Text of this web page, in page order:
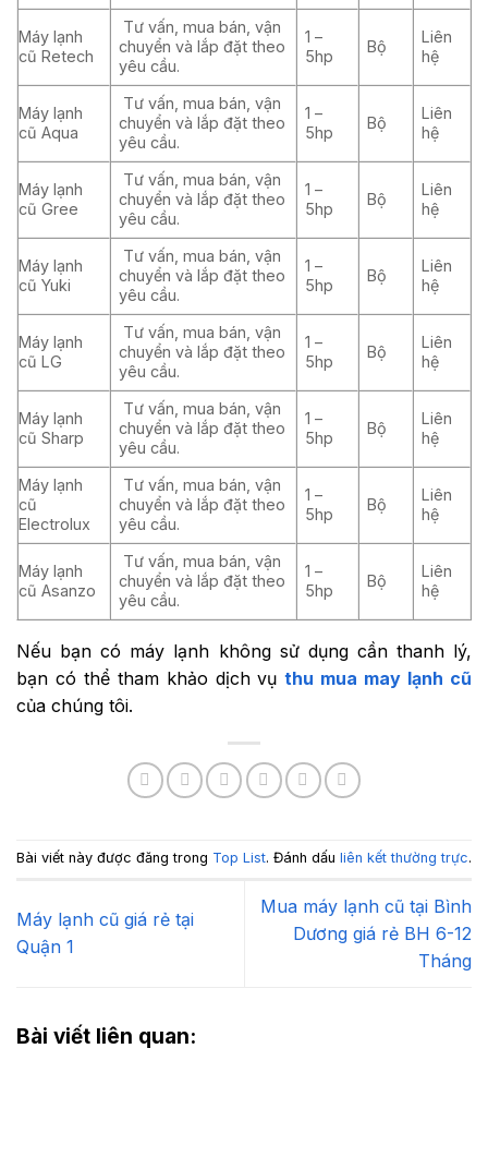
Máy lạnh
cũ Retech
Tư vấn, mua bán, vận
chuyển và lắp đặt theo
yêu cầu.
1 –
5hp
Bộ
Liên
hệ
Máy lạnh
cũ Aqua
Tư vấn, mua bán, vận
chuyển và lắp đặt theo
yêu cầu.
1 –
5hp
Bộ
Liên
hệ
Máy lạnh
cũ Gree
Tư vấn, mua bán, vận
chuyển và lắp đặt theo
yêu cầu.
1 –
5hp
Bộ
Liên
hệ
Máy lạnh
cũ Yuki
Tư vấn, mua bán, vận
chuyển và lắp đặt theo
yêu cầu.
1 –
5hp
Bộ
Liên
hệ
Máy lạnh
cũ LG
Tư vấn, mua bán, vận
chuyển và lắp đặt theo
yêu cầu.
1 –
5hp
Bộ
Liên
hệ
Máy lạnh
cũ Sharp
Tư vấn, mua bán, vận
chuyển và lắp đặt theo
yêu cầu.
1 –
5hp
Bộ
Liên
hệ
Máy lạnh
cũ
Electrolux
Tư vấn, mua bán, vận
chuyển và lắp đặt theo
yêu cầu.
1 –
5hp
Bộ
Liên
hệ
Máy lạnh
cũ Asanzo
Tư vấn, mua bán, vận
chuyển và lắp đặt theo
yêu cầu.
1 –
5hp
Bộ
Liên
hệ
Nếu bạn có máy lạnh không sử dụng cần thanh lý,
bạn có thể tham khảo dịch vụthu mua may lạnh cũ
của chúng tôi.
Bài viết này được đăng trong Top List. Đánh dấu liên kết thường trực.
Máy lạnh cũ giá rẻ tại
Quận 1
Mua máy lạnh cũ tại Bình
Dương giá rẻ BH 6-12
Tháng
Bài viết liên quan: